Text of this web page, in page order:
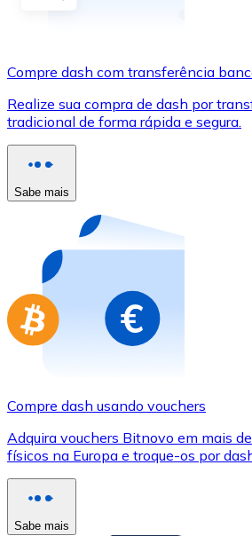
Use cartões Visa e Mastercard
Comprar com cartão
Compre cartões-presente das
Ir para a loja de cartões-presente
Compre dash com transferência
Realize sua compra de dash por
tradicional de forma rápida e segura.
Sabe mais
Compre dash usando vouchers
Adquira vouchers Bitnovo em mais
físicos na Europa e troque-os por
Sabe mais